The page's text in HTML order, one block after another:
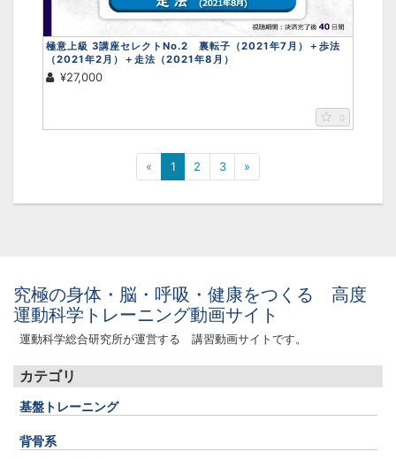
極意上級 3講座セレクトNo.2 裏転子（2021年7月）＋歩法
（2021年2月）＋走法（2021年8月）
¥27,000
0
« 1 2 3 »
究極の身体・脳・呼吸・健康をつくる 高度
運動科学トレーニング動画サイト
運動科学総合研究所が運営する 講習動画サイトです。
カテゴリ
基盤トレーニング
背骨系